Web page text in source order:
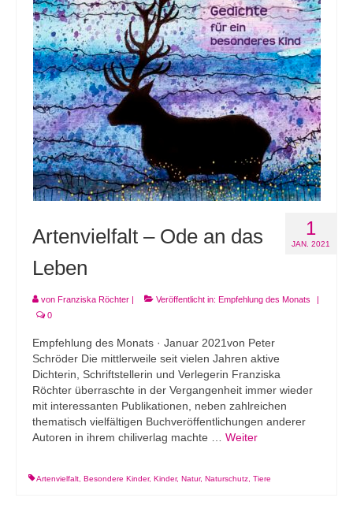
Neuerscheinungen von Mitgliedern
Ausschreibungen
Leipziger Lyrikbibliothek
Lyrikschaufenster im Literaturhaus Leipzig
Mitglied werden
1
JAN. 2021
Artenvielfalt – Ode an das
Leben
von Franziska Röchter | Veröffentlicht in: Empfehlung des Monats
|
0
Empfehlung des Monats · Januar 2021von Peter
Schröder Die mittlerweile seit vielen Jahren aktive
Dichterin, Schriftstellerin und Verlegerin Franziska
Röchter überraschte in der Vergangenheit immer wieder
mit interessanten Publikationen, neben zahlreichen
thematisch vielfältigen Buchveröffentlichungen anderer
Autoren in ihrem chiliverlag machte … Weiter
Artenvielfalt Besondere Kinder, Kinder, Natur, Naturschutz Tiere